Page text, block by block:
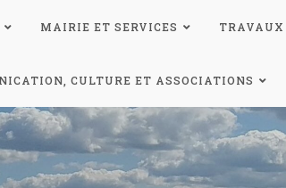
MAIRIE ET SERVICES
CULTURE ET ASSOCIATIONS